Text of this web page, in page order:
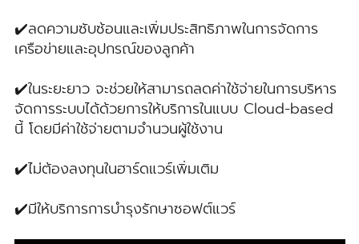
✔️ลดความซับซ้อนและเพิ่มประสิทธิภาพในการจัดการ
เครือข่ายและอุปกรณ์ของลูกค้า
✔️ในระยะยาว จะช่วยให้สามารถลดค่าใช้จ่ายในการบริหาร
จัดการระบบได้ด้วยการให้บริการในแบบ Cloud-based
นี้ โดยมีค่าใช้จ่ายตามจำนวนผู้ใช้งาน
✔️ไม่ต้องลงทุนในฮาร์ดแวร์เพิ่มเติม
✔️มีให้บริการการบำรุงรักษาซอฟต์แวร์